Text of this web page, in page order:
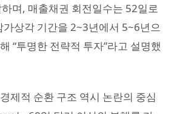
며, 매출채권 회전일수는 52일로
상각 기간을 2~3년에서 5~6년으
“투명한 전략적 투자”라고 설명했
제적 순환 구조 역시 논란의 중심